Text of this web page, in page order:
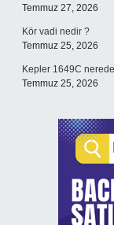
Temmuz 27, 2026
Kör vadi nedir ?
Temmuz 25, 2026
Kepler 1649C
Temmuz 25, 2026